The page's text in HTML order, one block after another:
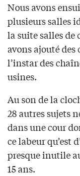
Nous avons
plusieurs salles
la suite salles de
avons ajouté des
l’instar des
usines.
Au son de la
28 autres sujets
dans une cour
ce labeur qu’est
presque inutile
15 ans.